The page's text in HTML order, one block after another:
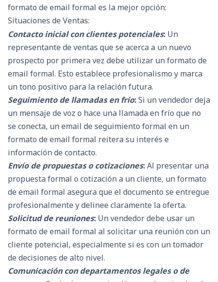
formato de email formal es la mejor opción:
Situaciones de Ventas:
Contacto inicial con clientes potenciales: Un
representante de ventas que se acerca a un nuevo
prospecto por primera vez debe utilizar un formato de
email formal. Esto establece profesionalismo y marca
un tono positivo para la relación futura.
Seguimiento de llamadas en frío:Si un vendedor deja
un mensaje de voz o hace una llamada en frío que no
se conecta, un email de seguimiento formal en un
formato de email formal reitera su interés e
información de contacto.
Envío de propuestas o cotizaciones:Al presentar una
propuesta formal o cotización a un cliente, un formato
de email formal asegura que el documento se entregue
profesionalmente y delinee claramente la oferta.
Solicitud de reuniones: Un vendedor debe usar un
formato de email formal al solicitar una reunión con un
cliente potencial, especialmente si es con un tomador
de decisiones de alto nivel.
Comunicación con departamentos legales o de